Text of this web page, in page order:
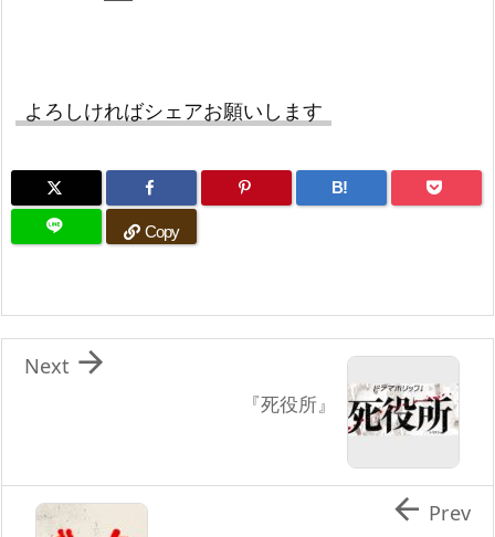
よろしければシェアお願いします
B!
Copy
『死役所』

Next
 Prev